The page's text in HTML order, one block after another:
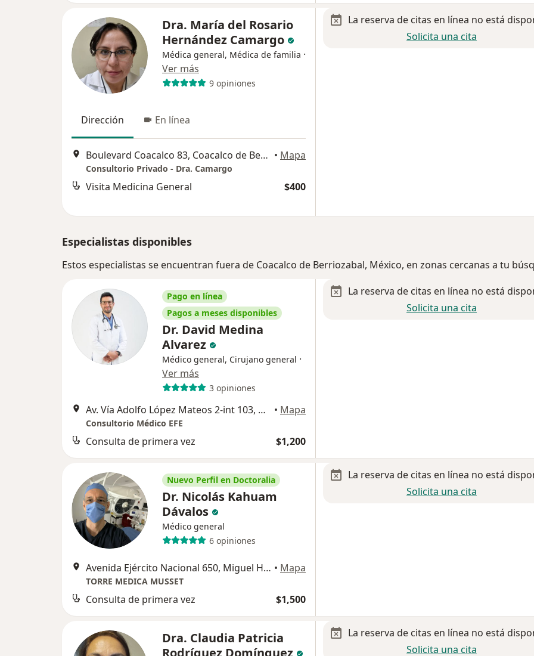
Dra. María del Rosario
Hernández Camargo
Médica general, Médica de familia ·
Ver más
9 opiniones
Dirección En línea
Boulevard Coacalco 83, Coacalco de Berriozabal • Mapa
Consultorio Privado - Dra. Camargo
Visita Medicina General $400
La reserva de citas en línea no está
Solicita una cita
Especialistas disponibles
Estos especialistas se encuentran fuera de Coacalco de Berriozabal, México, en zonas cercanas a tu
Pago en línea
Pagos a meses disponibles
Dr. David Medina
Alvarez
Médico general, Cirujano general ·
Ver más
3 opiniones
Av. Vía Adolfo López Mateos 2-int 103, Naucalpan de Juárez • Mapa
Consultorio Médico EFE
Consulta de primera vez $1,200
La reserva de citas en línea no está
Solicita una cita
Nuevo Perfil en Doctoralia
Dr. Nicolás Kahuam
Dávalos
Médico general
6 opiniones
Avenida Ejército Nacional 650, Miguel Hidalgo • Mapa
TORRE MEDICA MUSSET
Consulta de primera vez $1,500
La reserva de citas en línea no está
Solicita una cita
Dra. Claudia Patricia
Rodríguez Domínguez
La reserva de citas en línea no está
Solicita una cita